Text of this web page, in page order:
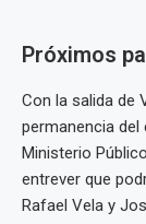
Próximos
Con la salida de
permanencia del
Ministerio
entrever que
Rafael Vela y